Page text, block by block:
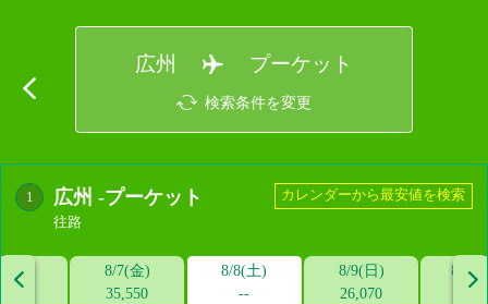
広州 プーケット
検索条件を変更
1 広州 -プーケット
往路
カレンダーから最安値を検索

木)
8/7(金)
35,550
8/8(土)
--
8/9(日)
26,070
8/10(
